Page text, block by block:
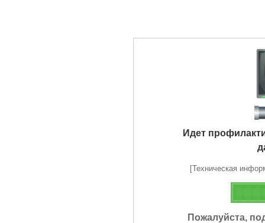
Идет
[Техническая
Пожалуйста,